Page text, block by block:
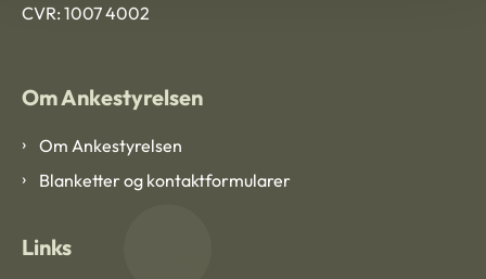
CVR: 1007 4002
Om Ankestyrelsen
Om Ankestyrelsen
Blanketter og kontaktformularer
Links